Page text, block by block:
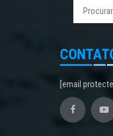
[email